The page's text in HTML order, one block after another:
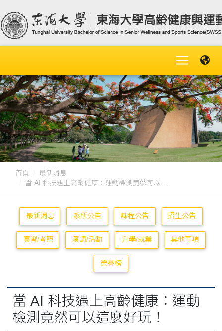
首頁
最新消息
當 AI 科技遇上高齡健康：運動檢測竟然可以....
最新消息 系所公告 課程公告 招生公告
實習/考照 演講/活動 升學/就業 其他事項
榮譽榜
當 AI 科技遇上高齡健康：運動
檢測竟然可以這麼好玩！